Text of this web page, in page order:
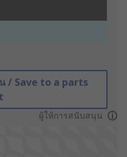
/ Save to a parts
ผู้ให้การสนับสนุน